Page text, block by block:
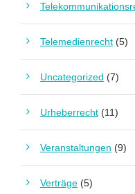
Telemedienrecht (5)
Uncategorized (7)
Urheberrecht (11)
Veranstaltungen (9)
Verträge (5)